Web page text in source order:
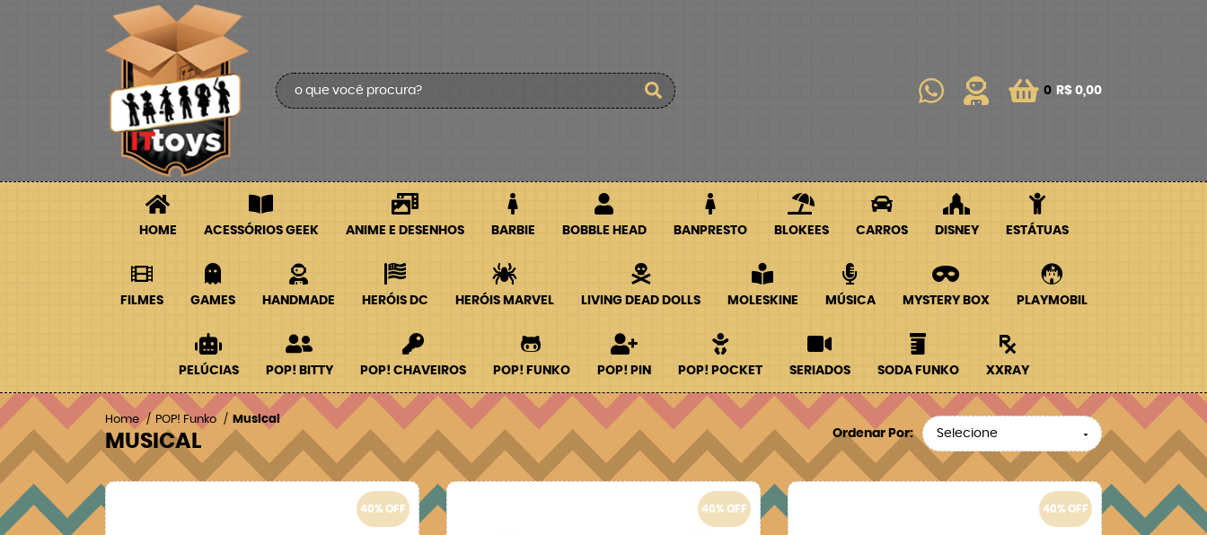
0 R$ 0,00
HOME ACESSÓRIOS GEEK ANIME E DESENHOS BARBIE BOBBLE HEAD BANPRESTO BLOKEES CARROS DISNEY ESTÁTUAS
FILMES GAMES HANDMADE HERÓIS DC HERÓIS MARVEL LIVING DEAD DOLLS MOLESKINE MÚSICA MYSTERY BOX PLAYMOBIL
PELÚCIAS POP! BITTY POP! CHAVEIROS POP! FUNKO POP! PIN POP! POCKET SERIADOS SODA FUNKO XXRAY
Home POP! Funko Musical
MUSICAL Ordenar Por Selecione
40% OFF 40% OFF 40% OFF